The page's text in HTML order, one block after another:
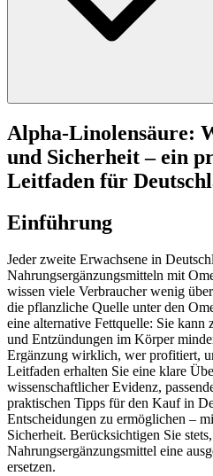
Alpha-Linolensäure:
und Sicherheit – ein
Leitfaden für
Einführung
Jeder zweite Erwachsene in
Nahrungsergänzungsmitteln mit
wissen viele Verbraucher wenig
die pflanzliche Quelle unter den
eine alternative Fettquelle: Sie kann
und Entzündungen im Körper
Ergänzung wirklich, wer profitiert,
Leitfaden erhalten Sie eine klare
wissenschaftlicher Evidenz,
praktischen Tipps für den Kauf in
Entscheidungen zu ermöglichen –
Sicherheit. Berücksichtigen Sie stets,
Nahrungsergänzungsmittel eine
ersetzen.